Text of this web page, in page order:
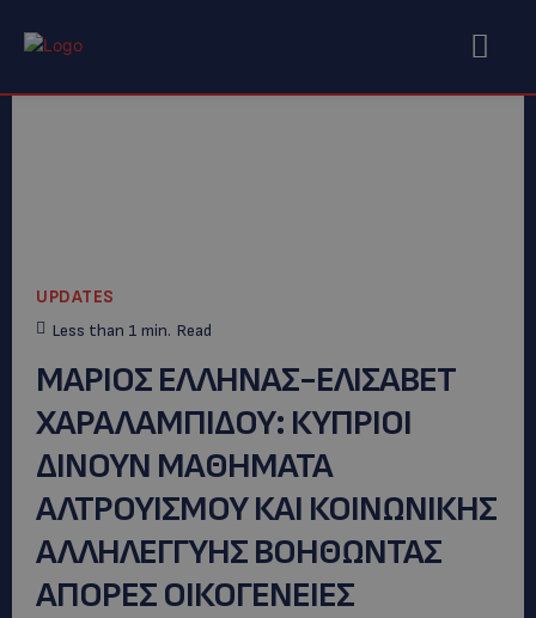
UPDATES
Less than 1 min. Read
ΜΑΡΙΟΣ ΕΛΛΗΝΑΣ-ΕΛΙΣΑΒΕΤ
ΧΑΡΑΛΑΜΠΙΔΟΥ: ΚΥΠΡΙΟΙ
ΔΙΝΟΥΝ ΜΑΘΗΜΑΤΑ
ΑΛΤΡΟΥΙΣΜΟΥ ΚΑΙ ΚΟΙΝΩΝΙΚΗΣ
ΑΛΛΗΛΕΓΓΥΗΣ ΒΟΗΘΩΝΤΑΣ
ΑΠΟΡΕΣ ΟΙΚΟΓΕΝΕΙΕΣ